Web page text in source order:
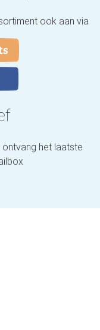
ook aan via
het laatste